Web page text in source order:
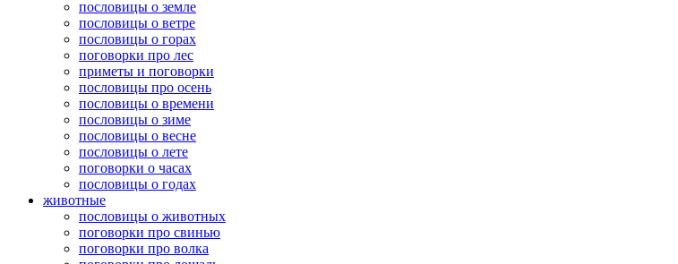
пословицы о земле
пословицы о ветре
пословицы о горах
поговорки про лес
приметы и поговорки
пословицы про осень
пословицы о времени
пословицы о зиме
пословицы о весне
пословицы о лете
поговорки о часах
пословицы о годах
животные
пословицы о животных
поговорки про свинью
поговорки про волка